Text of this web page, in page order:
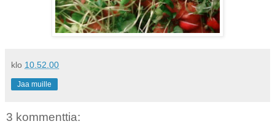
klo 10.52.00
Jaa muille
3 kommenttia: